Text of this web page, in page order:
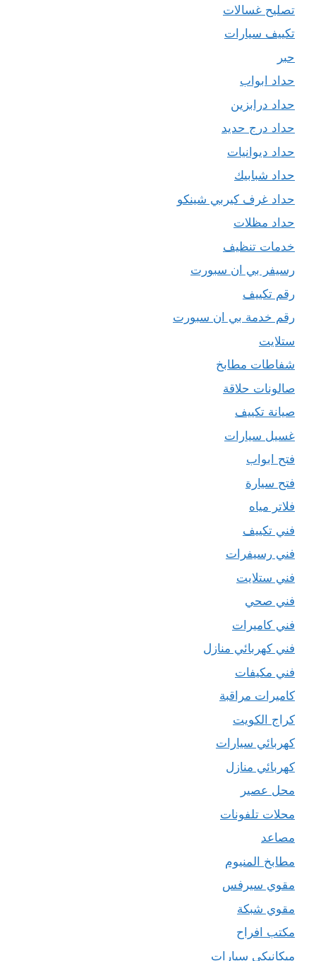
تصليح غسالات
تكييف سيارات
حبر
حداد ابواب
حداد درابزين
حداد درج حديد
حداد ديوانيات
حداد شبابيك
حداد غرف كيربي شينكو
حداد مظلات
خدمات تنظيف
رسيفر بي ان سبورت
رقم تكييف
رقم خدمة بي ان سبورت
ستلايت
شفاطات مطابخ
صالونات حلاقة
صيانة تكييف
غسيل سيارات
فتح ابواب
فتح سيارة
فلاتر مياه
فني تكييف
فني رسيفرات
فني ستلايت
فني صحي
فني كاميرات
فني كهربائي منازل
فني مكيفات
كاميرات مراقبة
كراج الكويت
كهربائي سيارات
كهربائي منازل
محل عصير
محلات تلفونات
مصاعد
مطابخ المنيوم
مقوي سيرفس
مقوي شبكة
مكتب افراح
ميكانيكي سيارات